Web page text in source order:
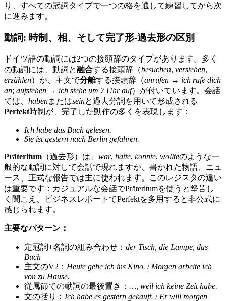
り、すべての冠詞タイプで一つの格を通して練習してから次
に進みます。
動詞: 時制、相、そして完了形-過去形の区別
ドイツ語の動詞には2つの接頭辞のタイプがあります。多く
の動詞には、動詞と融合する接頭辞（besuchen, verstehen,
erzählen）か、主文で分離する接頭辞（anrufen → ich rufe dich
an; aufstehen → ich stehe um 7 Uhr auf）が付いています。会話
では、 habenまたはseinと過去分詞を用いて形成される
Perfekt時制が、完了した動作の多くを表現します：
Ich habe das Buch gelesen.
Sie ist gestern nach Berlin gefahren.
Präteritum （過去形）は、 war, hatte, konnte, wollteのような一
般的な動詞に対して会話で現れますが、書かれた物語、ニュ
ース、正式な報告では主に使われます。このレジスタの違い
は重要です：カジュアルな会話でPräteritumを使うと堅苦し
く聞こえ、ビジネスレポートでPerfektを多用すると非公式に
感じられます。
主要なパターン：
定冠詞+名詞の組み合わせ： der Tisch, die Lampe, das
Buch
主文のV2： Heute gehe ich ins Kino. / Morgen arbeite ich
von zu Hause.
従属節での動詞の最後置き： …, weil ich keine Zeit habe.
文の括り： Ich habe es gestern gekauft. / Er will morgen